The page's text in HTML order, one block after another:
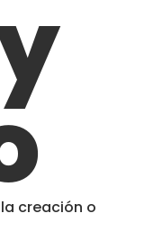
creación o